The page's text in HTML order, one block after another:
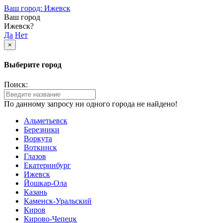
Ваш город: Ижевск
Ваш город
Ижевск?
Да Нет
×
Выберите город
Поиск:
По данному запросу ни одного города не найдено!
Альметьевск
Березники
Воркута
Воткинск
Глазов
Екатеринбург
Ижевск
Йошкар-Ола
Казань
Каменск-Уральский
Киров
Кирово-Чепецк